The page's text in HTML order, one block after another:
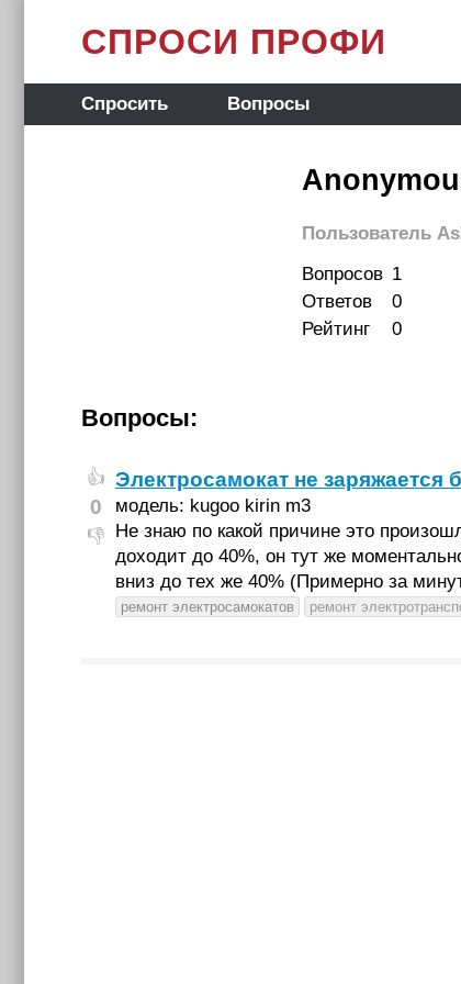
СПРОСИ ПРОФИ
Спросить Вопросы
Пользователь
Вопросов 1
Ответов
0
Рейтинг
0
Вопросы:
👍
0
👎
Электросамокат не заряжается
модель: kugoo kirin m3
Не знаю по какой причине это
доходит до 40%, он тут же
вниз до тех же 40% (Примерно за
ремонт электросамокатов ремонт